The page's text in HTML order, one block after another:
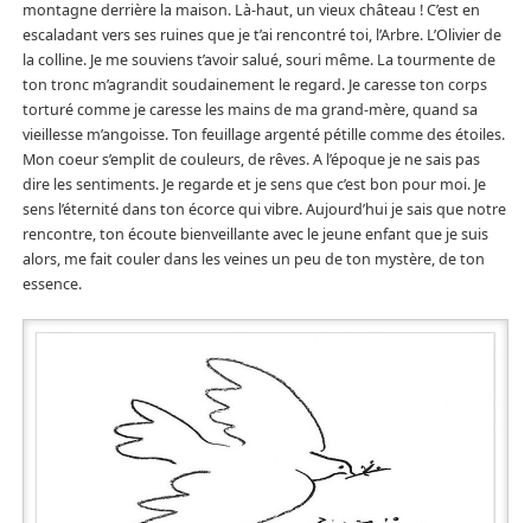
montagne derrière la maison. Là-haut, un vieux château ! C’est en
escaladant vers ses ruines que je t’ai rencontré toi, l’Arbre. L’Olivier de
la colline. Je me souviens t’avoir salué, souri même. La tourmente de
ton tronc m’agrandit soudainement le regard. Je caresse ton corps
torturé comme je caresse les mains de ma grand-mère, quand sa
vieillesse m’angoisse. Ton feuillage argenté pétille comme des étoiles.
Mon coeur s’emplit de couleurs, de rêves. A l’époque je ne sais pas
dire les sentiments. Je regarde et je sens que c’est bon pour moi. Je
sens l’éternité dans ton écorce qui vibre. Aujourd’hui je sais que notre
rencontre, ton écoute bienveillante avec le jeune enfant que je suis
alors, me fait couler dans les veines un peu de ton mystère, de ton
essence.